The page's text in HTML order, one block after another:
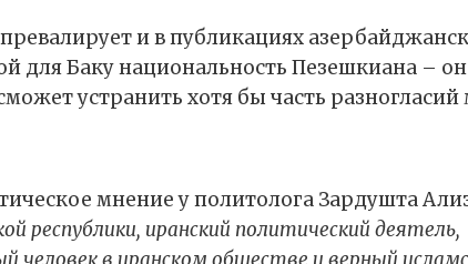
и в публикациях
для Баку национальность Пезешкиана –
устранить хотя бы часть
мнение у политолога Зардушта
республики, иранский политический деятель,